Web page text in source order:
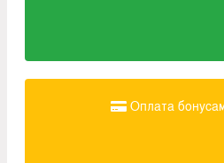
Оплата